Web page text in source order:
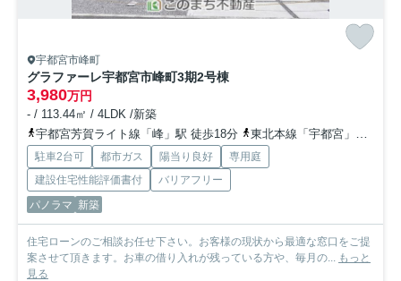
宇都宮市峰町
グラファーレ宇都宮市峰町3期2号棟
3,980万円
- / 113.44㎡ / 4LDK /新築
宇都宮芳賀ライト線「峰」駅 徒歩18分
東北本線「宇都宮」駅 徒歩34分
駐車2台可 都市ガス 陽当り良好
専用庭
建設住宅性能評価書付
バリアフリー
パノラマ 新築
住宅ローンのご相談お任せ下さい。お客様の現状から最適な窓口をご提
案させて頂きます。お車の借り入れが残っている方や、毎月の... もっと
見る